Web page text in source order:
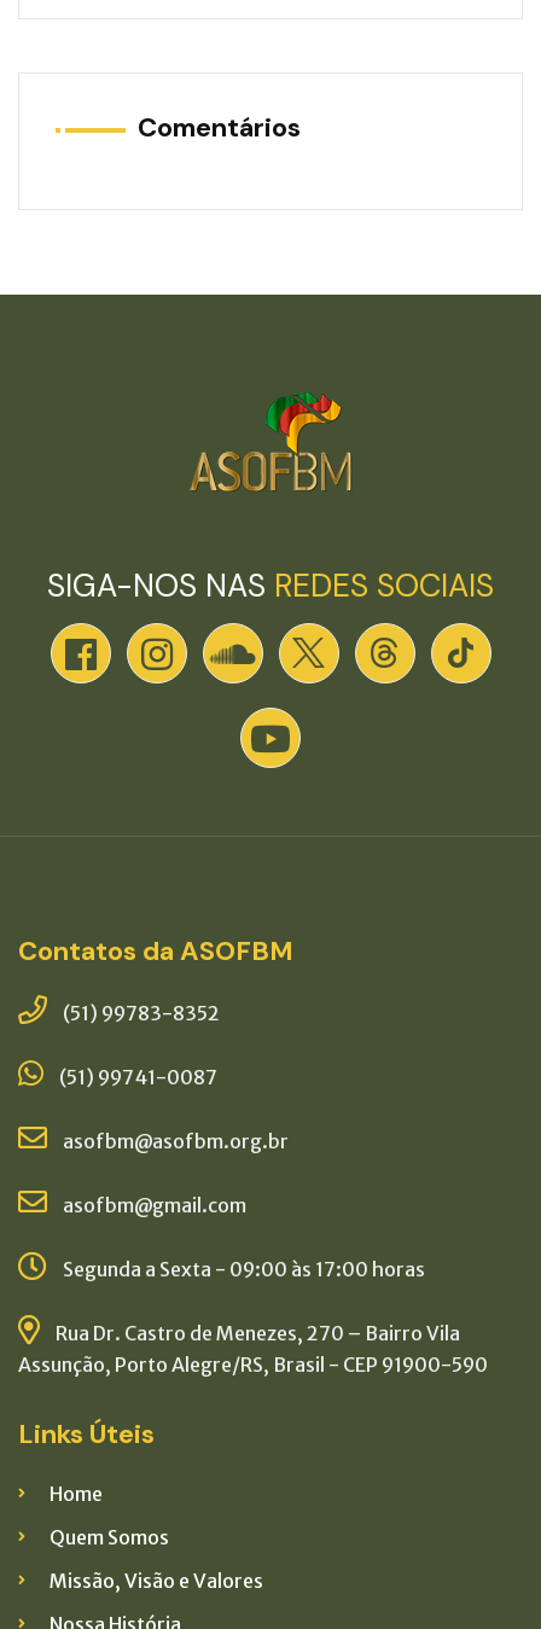
Comentários
SIGA-NOS NAS REDES SOCIAIS
Contatos da ASOFBM
(51) 99783-8352
(51) 99741-0087
asofbm@asofbm.org.br
asofbm@gmail.com
Segunda a Sexta - 09:00 às 17:00 horas
Rua Dr. Castro de Menezes, 270 – Bairro Vila
Assunção, Porto Alegre/RS, Brasil - CEP 91900-590
Links Úteis
Home
Quem Somos
Missão, Visão e Valores
Nossa História